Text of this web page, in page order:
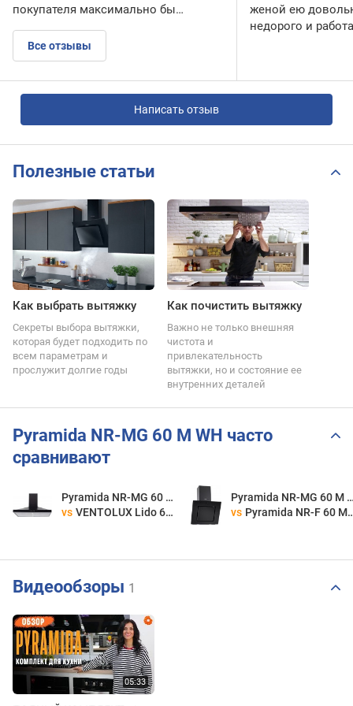
покупателя максимально бы…
Все отзывы
женой ею
недорого и
Написать отзыв
Полезные статьи
Как выбрать вытяжку
Секреты выбора вытяжки,
которая будет подходить по
всем параметрам и
прослужит долгие годы
Как почистить вытяжку
Важно не только внешняя
чистота и
привлекательность
вытяжки, но и состояние ее
внутренних деталей
Pyramida NR-MG 60 M WH часто
сравнивают
Pyramida NR-MG 60 M WH
vs VENTOLUX Lido 60 BK 650
Pyramida
vs Pyramida NR-F 60 M BL
Видеообзоры 1